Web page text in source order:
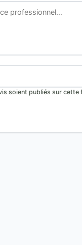
soient publiés sur cette